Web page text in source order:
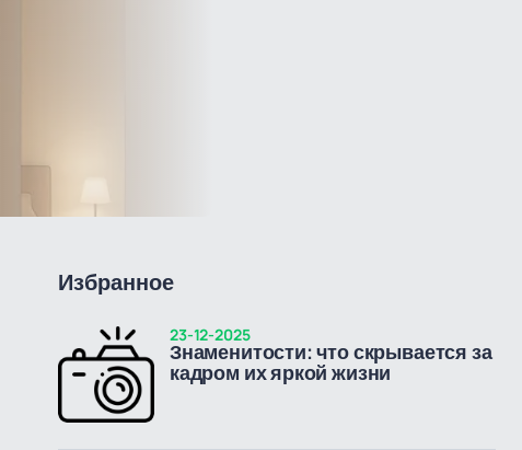
Избранное
Знаменитости: что скрывается за
кадром их яркой жизни
23-12-2025